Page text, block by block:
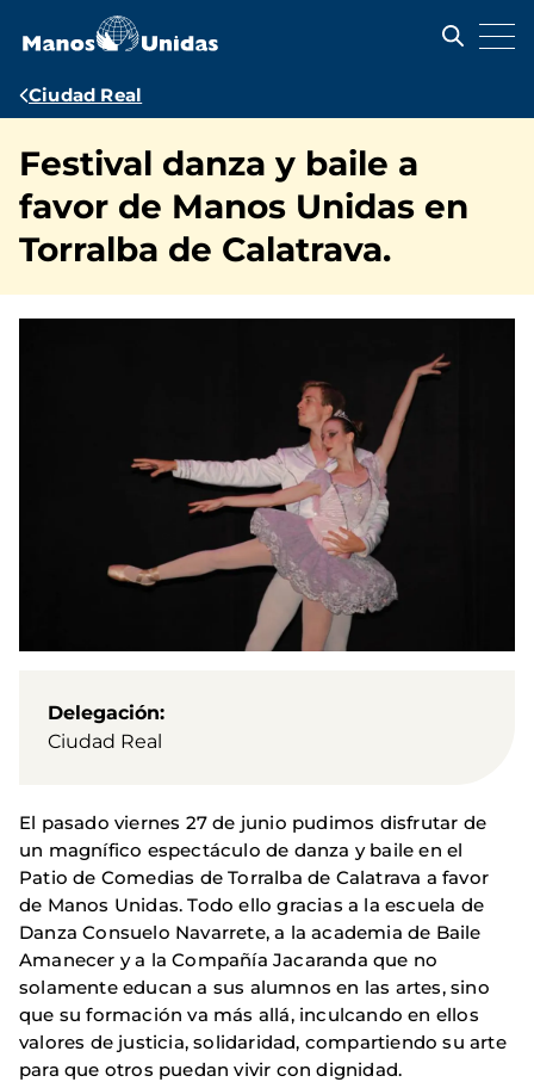
contenido
Ruta
navegación
Ciudad Real
Festival danza y baile a
favor de Manos Unidas en
Torralba de Calatrava.
Delegación
Ciudad Real
El pasado viernes 27 de junio pudimos disfrutar de
un magnífico espectáculo de danza y baile en el
Patio de Comedias de Torralba de Calatrava a favor
de Manos Unidas. Todo ello gracias a la escuela de
Danza Consuelo Navarrete, a la academia de Baile
Amanecer y a la Compañía Jacaranda que no
solamente educan a sus alumnos en las artes, sino
que su formación va más allá, inculcando en ellos
valores de justicia, solidaridad, compartiendo su arte
para que otros puedan vivir con dignidad.